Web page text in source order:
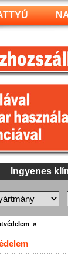
Ingyenes
»